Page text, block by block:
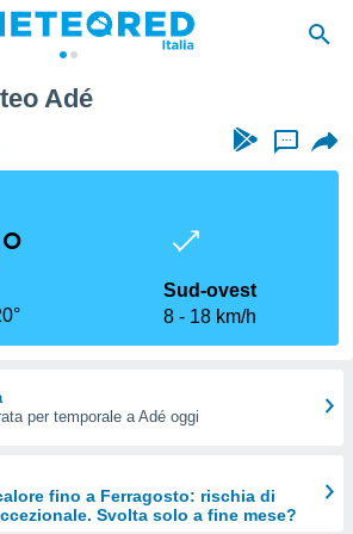
Adé
...
Sud-ovest
8
18 km/h
per temporale a Adé oggi
fino a Ferragosto: rischia di
Svolta solo a fine mese?